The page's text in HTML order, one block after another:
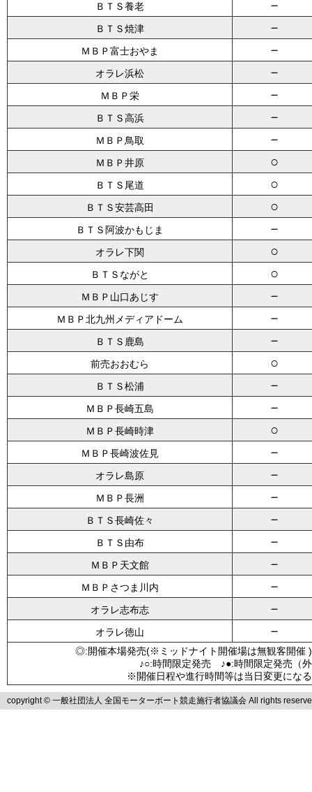
ＢＴＳ養老 －
ＢＴＳ焼津 －
ＭＢＰ富士おやま －
オラレ浜松 －
ＭＢＰ栄 －
ＢＴＳ高浜 －
ＭＢＰ鳥取 －
ＭＢＰ井原 ○
ＢＴＳ尾道 ○
ＢＴＳ安芸高田 ○
ＢＴＳ阿波かもじま －
オラレ下関 ○
ＢＴＳながと ○
ＭＢＰ山口あじす －
ＭＢＰ北九州メディアドーム －
ＢＴＳ鹿島 －
前売おおむら ○
ＢＴＳ松浦 －
ＭＢＰ長崎五島 －
ＭＢＰ長崎時津 ○
ＭＢＰ長崎波佐見 －
オラレ島原 －
ＭＢＰ長洲 －
ＢＴＳ長崎佐々 －
ＢＴＳ由布 －
ＭＢＰ天文館 －
ＭＢＰさつま川内 －
オラレ志布志 －
オラレ徳山 －
◎:開催本場発売(※ミッドナイト開催場は無観客
♪○:時間限定発売 ♪●:時間限定発売
※開催日程や進行時間等は当日変更にな
copyright © 一般社団法人 全国モーターボート競走施行者協議会 All rights